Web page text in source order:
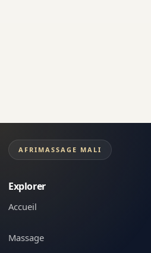
AFRIMASSAGE MALI
Explorer
Accueil
Massage